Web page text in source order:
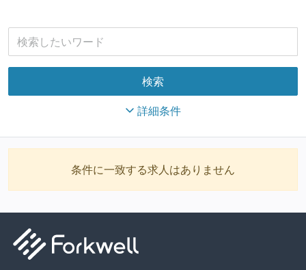
詳細条件
条件に一致する求人はありません